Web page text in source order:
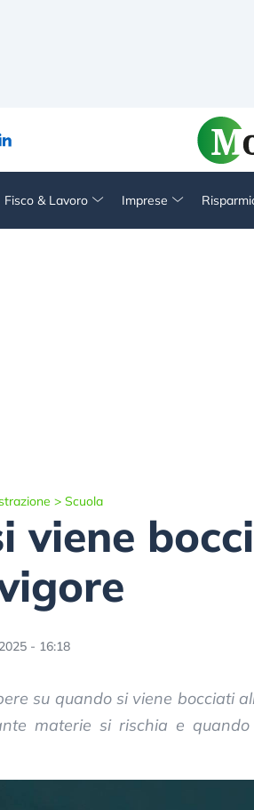
Fisco & Lavoro Imprese
> Scuola
viene
- 16:18
su quando si viene bocciati
materie si rischia e